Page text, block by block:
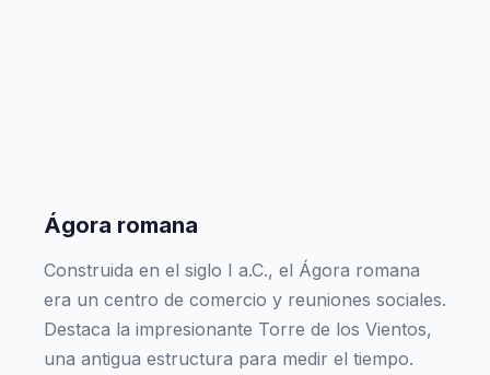
Ágora romana
Construida en el siglo I a.C., el Ágora romana
era un centro de comercio y reuniones sociales.
Destaca la impresionante Torre de los Vientos,
una antigua estructura para medir el tiempo.